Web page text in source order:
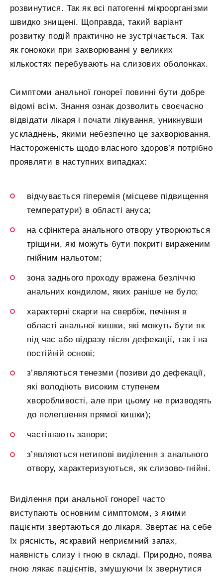
розвинутися. Так як всі патогенні мікроорганізми
швидко знищені. Щоправда, такий варіант
розвитку подій практично не зустрічається. Так
як гонококи при захворюванні у великих
кількостях перебувають на слизових оболонках.
Симптоми анальної гонореї повинні бути добре
відомі всім. Знання ознак дозволить своєчасно
відвідати лікаря і почати лікування, уникнувши
ускладнень, якими небезпечно це захворювання.
Настороженість щодо власного здоров’я потрібно
проявляти в наступних випадках:
відчувається гіперемія (місцеве підвищення
температури) в області ануса;
на сфінктера анального отвору утворюються
тріщини, які можуть бути покриті вираженим
гнійним нальотом;
зона заднього проходу вражена безліччю
анальних кондилом, яких раніше не було;
характерні скарги на свербіж, печіння в
області анальної кишки, які можуть бути як
під час або відразу після дефекації, так і на
постійній основі;
з’являються тенезми (позиви до дефекації,
які володіють високим ступенем
хворобливості, але при цьому не призводять
до полегшення прямої кишки);
частішають запори;
з’являються нетипові виділення з анального
отвору, характеризуються, як слизово-гнійні.
Виділення при анальної гонореї часто
виступають основним симптомом, з якими
пацієнти звертаються до лікаря. Звертає на себе
їх рясність, яскравий неприємний запах,
наявність слизу і гною в складі. Природно, поява
гною лякає пацієнтів, змушуючи їх звернутися